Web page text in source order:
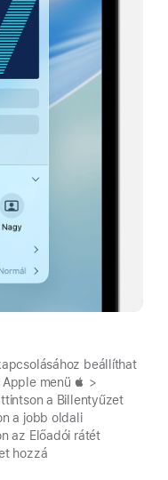
beállíthat
Apple menü  >
a Billentyűzet
a jobb oldali
az Előadói rátét
hozzá